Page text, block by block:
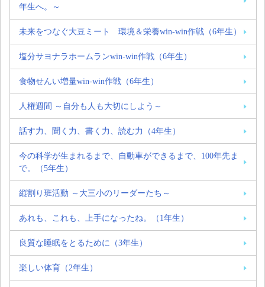
年生へ。～
未来をつなぐ大豆ミート 環境＆栄養win-win作戦（6年生）
塩分サヨナラホームランwin-win作戦（6年生）
食物せんい増量win-win作戦（6年生）
人権週間 ～自分も人も大切にしよう～
話す力、聞く力、書く力、読む力（4年生）
今の科学が生まれるまで、自動車ができるまで、100年先ま
で。（5年生）
縦割り班活動 ～大三小のリーダーたち～
あれも、これも、上手になったね。（1年生）
良質な睡眠をとるために（3年生）
楽しい体育（2年生）